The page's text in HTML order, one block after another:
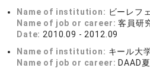
Name of institution: ビーレフ
Name of job or career:客員研
Date: 2010.09 - 2012.09
Name of institution: キール大
Name of job or career: DAAD